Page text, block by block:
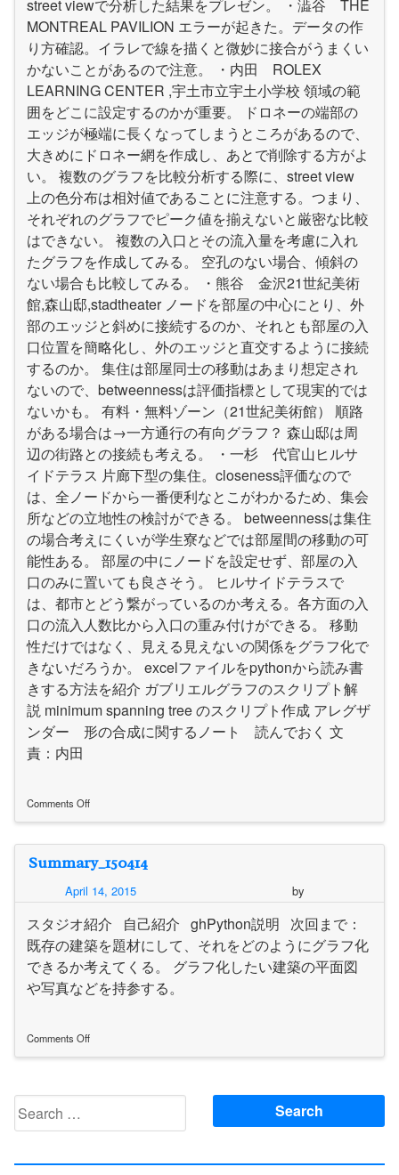
street viewで分析した結果をプレゼン。 ・澁谷 THE
MONTREAL PAVILION エラーが起きた。データの作
り方確認。イラレで線を描くと微妙に接合がうまくい
かないことがあるので注意。 ・内田 ROLEX
LEARNING CENTER ,宇土市立宇土小学校 領域の範
囲をどこに設定するのかが重要。 ドロネーの端部の
エッジが極端に長くなってしまうところがあるので、
大きめにドロネー網を作成し、あとで削除する方がよ
い。 複数のグラフを比較分析する際に、street view
上の色分布は相対値であることに注意する。つまり、
それぞれのグラフでピーク値を揃えないと厳密な比較
はできない。 複数の入口とその流入量を考慮に入れ
たグラフを作成してみる。 空孔のない場合、傾斜の
ない場合も比較してみる。 ・熊谷 金沢21世紀美術
館,森山邸,stadtheater ノードを部屋の中心にとり、外
部のエッジと斜めに接続するのか、それとも部屋の入
口位置を簡略化し、外のエッジと直交するように接続
するのか。 集住は部屋同士の移動はあまり想定され
ないので、betweennessは評価指標として現実的では
ないかも。 有料・無料ゾーン（21世紀美術館） 順路
がある場合は→一方通行の有向グラフ？ 森山邸は周
辺の街路との接続も考える。 ・一杉 代官山ヒルサ
イドテラス 片廊下型の集住。closeness評価なので
は、全ノードから一番便利なとこがわかるため、集会
所などの立地性の検討ができる。 betweennessは集住
の場合考えにくいが学生寮などでは部屋間の移動の可
能性ある。 部屋の中にノードを設定せず、部屋の入
口のみに置いても良さそう。 ヒルサイドテラスで
は、都市とどう繋がっているのか考える。各方面の入
口の流入人数比から入口の重み付けができる。 移動
性だけではなく、見える見えないの関係をグラフ化で
きないだろうか。 excelファイルをpythonから読み書
きする方法を紹介 ガブリエルグラフのスクリプト解
説 minimum spanning tree のスクリプト作成 アレグザ
ンダー 形の合成に関するノート 読んでおく 文
責：内田
Comments Off
Summary_150414
April 14, 2015 by
スタジオ紹介 自己紹介 ghPython説明 次回まで：
既存の建築を題材にして、それをどのようにグラフ化
できるか考えてくる。 グラフ化したい建築の平面図
や写真などを持参する。
Comments Off
Search
for: